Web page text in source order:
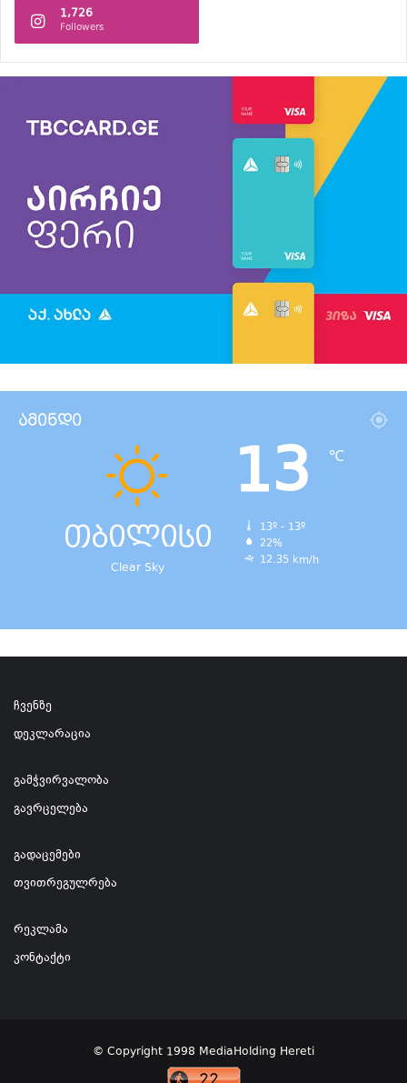
1,726
Followers
ამინდი
თბილისი
Clear Sky
13 ℃
13º - 13º
22%
12.35 km/h
ჩვენზე
დეკლარაცია
გამჭვირვალობა
გავრცელება
გადაცემები
თვითრეგულრება
რეკლამა
კონტაქტი
© Copyright 1998 MediaHolding Hereti